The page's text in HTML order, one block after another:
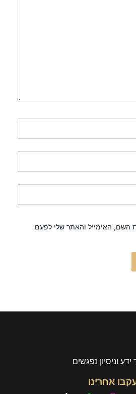
השם, האימייל והאתר שלי לפעם
וניסיון נפגשים
אחרינו